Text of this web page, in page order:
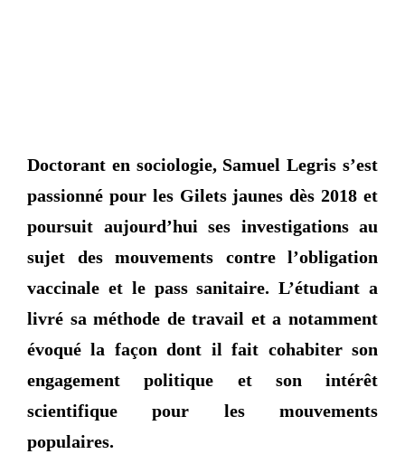
Doctorant en sociologie, Samuel Legris s’est
passionné pour les Gilets jaunes dès 2018 et
poursuit aujourd’hui ses investigations au
sujet des mouvements contre l’obligation
vaccinale et le pass sanitaire. L’étudiant a
livré sa méthode de travail et a notamment
évoqué la façon dont il fait cohabiter son
engagement politique et son intérêt
scientifique pour les mouvements
populaires.